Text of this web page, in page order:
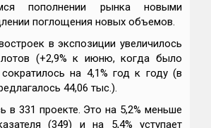
пополнении рынка новыми
поглощения новых объемов.
в экспозиции увеличилось
(+2,9% к июню, когда было
на 4,1% год к году (в
44,06 тыс.).
в 331 проекте. Это на 5,2% меньше
(349) и на 5,4% уступает